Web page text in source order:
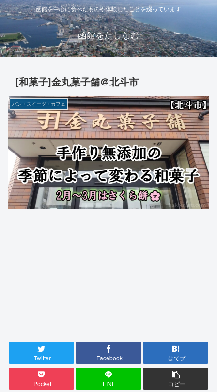
函館を中心に食べたものや体験したことを綴っています
函館をたしなむ
[和菓子]金丸菓子舗＠北斗市
パン・スイーツ・カフェ
Twitter Facebook はてブ
Pocket LINE コピー